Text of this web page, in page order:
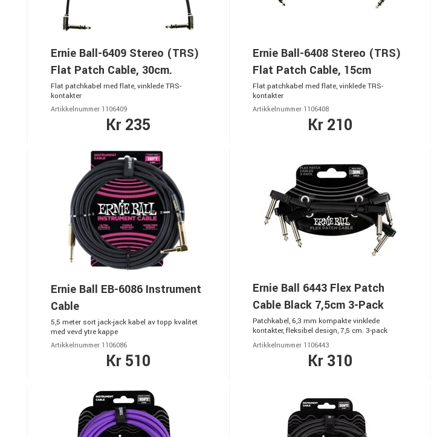
Ernie Ball-6409 Stereo (TRS)
Flat Patch Cable, 30cm.
Flat patchkabel med flate, vinklede TRS-
kontakter
Artikkelnummer 1106409
Kr 235
Ernie Ball-6408 Stereo (TRS)
Flat Patch Cable, 15cm
Flat patchkabel med flate, vinklede TRS-
kontakter
Artikkelnummer 1106408
Kr 210
Ernie Ball EB-6086 Instrument
Cable
5,5 meter sort jack-jack kabel av topp kvalitet
med vevd ytre kappe
Artikkelnummer 1106086
Kr 510
Ernie Ball 6443 Flex Patch
Cable Black 7,5cm 3-Pack
Patchkabel, 6,3 mm kompakte vinklede
kontakter, fleksibel design, 7,5 cm. 3-pack
Artikkelnummer 1106443
Kr 310